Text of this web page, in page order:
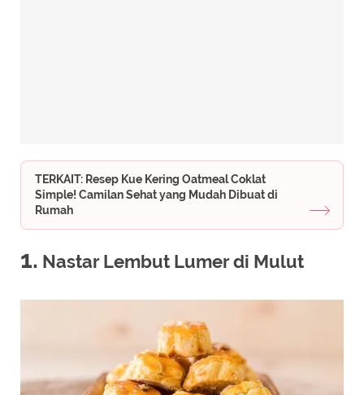
TERKAIT: Resep Kue Kering Oatmeal Coklat
Simple! Camilan Sehat yang Mudah Dibuat di
Rumah
1. Nastar Lembut Lumer di Mulut